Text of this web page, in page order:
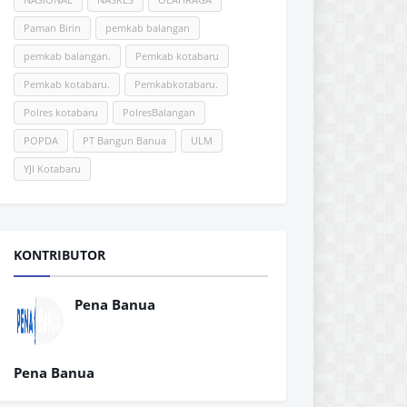
Paman Birin pemkab balangan
pemkab balangan. Pemkab kotabaru
Pemkab kotabaru. Pemkabkotabaru.
Polres kotabaru PolresBalangan
POPDA PT Bangun Banua ULM
YJI Kotabaru
KONTRIBUTOR
Pena Banua
Pena Banua